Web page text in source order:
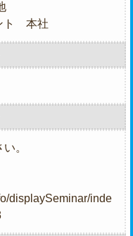
ト 本社
。
displaySeminar/inde